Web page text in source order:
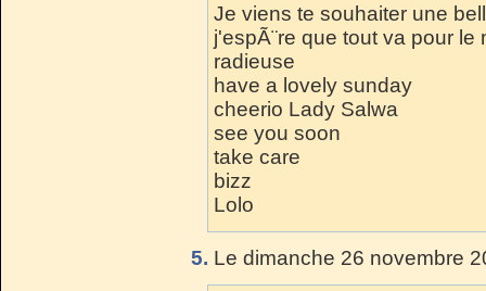
Je viens te souhaiter une
j'espÃ¨re que tout va pour
radieuse
have a lovely sunday
cheerio Lady Salwa
see you soon
take care
bizz
Lolo
5. Le dimanche 26 novembre